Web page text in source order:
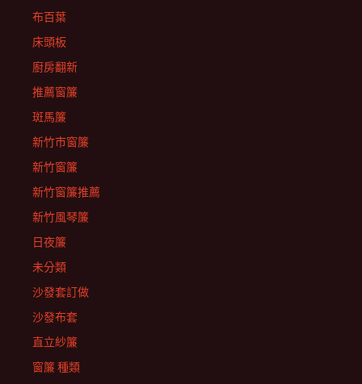
布百葉
床頭板
廚房翻新
推薦窗簾
斑馬簾
新竹市窗簾
新竹窗簾
新竹窗簾推薦
新竹風琴簾
日夜簾
未分類
沙發套訂做
沙發布套
直立紗簾
窗簾 種類